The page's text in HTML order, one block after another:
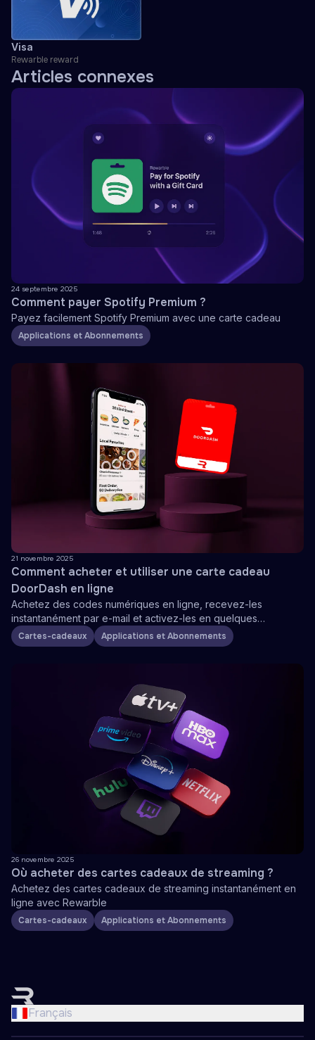
Visa
Rewarble reward
Articles connexes
24 septembre 2025
Comment payer Spotify Premium ?
Payez facilement Spotify Premium avec une carte cadeau
Applications et Abonnements
21 novembre 2025
Comment acheter et utiliser une carte cadeau
DoorDash en ligne
Achetez des codes numériques en ligne, recevez-les
instantanément par e-mail et activez-les en quelques
secondes pour commencer à commander
Cartes-cadeaux Applications et Abonnements
26 novembre 2025
Où acheter des cartes cadeaux de streaming ?
Achetez des cartes cadeaux de streaming instantanément en
ligne avec Rewarble
Cartes-cadeaux Applications et Abonnements
Français
English
Nederlands